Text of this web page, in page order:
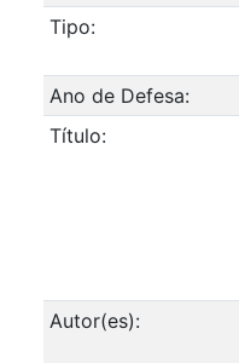
Tipo:
Ano de Defesa:
Título:
Autor(es):